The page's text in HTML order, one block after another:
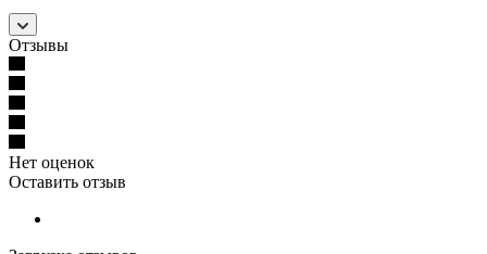
Отзывы
Нет оценок
Оставить отзыв